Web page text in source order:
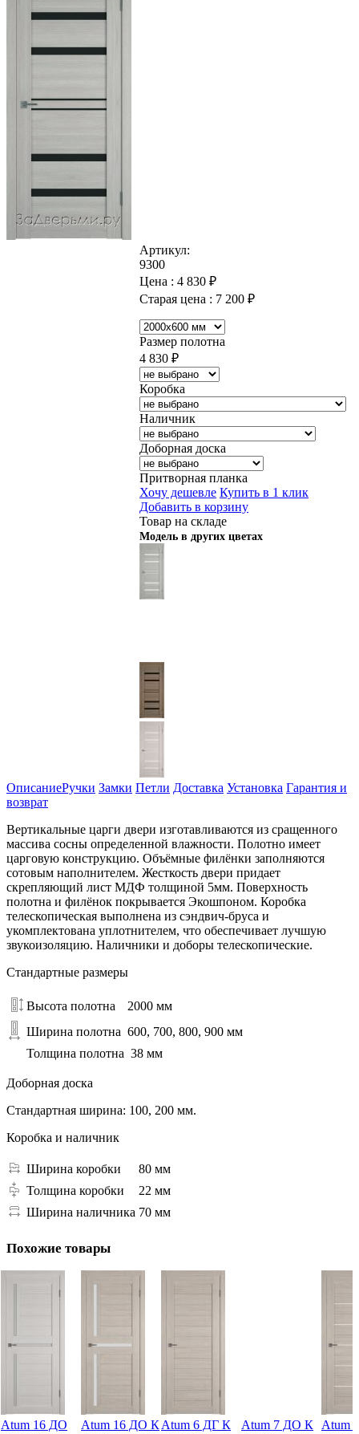
Артикул:
9300
Цена : 4 830 ₽
Старая цена : 7 200 ₽
Размер полотна
4 830 ₽
Коробка
Наличник
Доборная доска
Притворная планка
Хочу дешевле Купить в 1 клик
Добавить в корзину
Товар на складе
Модель в других цветах
ОписаниеРучки Замки Петли Доставка Установка Гарантия и
возврат
Вертикальные царги двери изготавливаются из сращенного
массива сосны определенной влажности. Полотно имеет
царговую конструкцию. Объёмные филёнки заполняются
сотовым наполнителем. Жесткость двери придает
скрепляющий лист МДФ толщиной 5мм. Поверхность
полотна и филёнок покрывается Экошпоном. Коробка
телескопическая выполнена из сэндвич-бруса и
укомплектована уплотнителем, что обеспечивает лучшую
звукоизоляцию. Наличники и доборы телескопические.
Стандартные размеры
Высота полотна
2000 мм
Ширина полотна 600, 700, 800, 900 мм
Толщина полотна 38 мм
Доборная доска
Стандартная ширина: 100, 200 мм.
Коробка и наличник
Ширина коробки
80 мм
Толщина коробки
22 мм
Ширина наличника 70 мм
Похожие товары
Atum 16 ДО
Atum 16 ДО КAtum 6 ДГ К Atum 7 ДО К Atum